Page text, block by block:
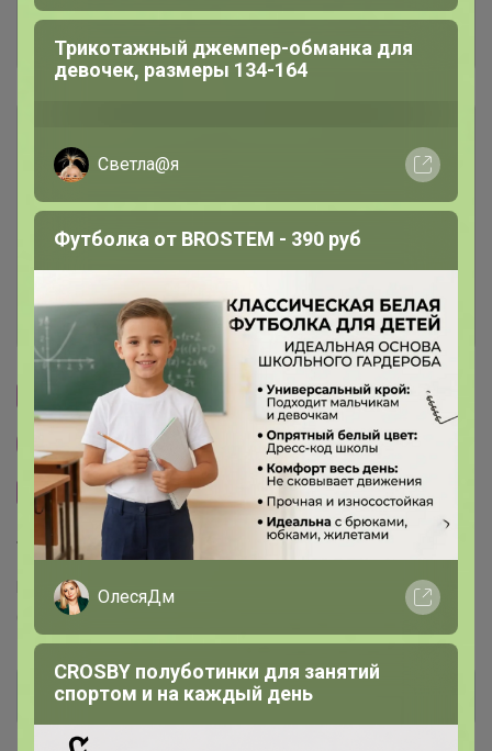
Отзывы участников 12K
Ключевые даты
История проведённых выкупов
Cтраничка организатора
Другие СП организатора Артемида
Сайт закупки
Торговые марки
Puratos™ Италика™
COOKING™
Трикотажный джемпер-обманка для
девочек, размеры 134-164
Светла@я
Футболка от BROSTEM - 390 руб
ОлесяДм
CROSBY полуботинки для занятий
спортом и на каждый день